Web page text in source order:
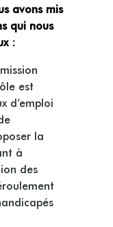
avons mis
qui nous
:
est
d’emploi
la
à
des